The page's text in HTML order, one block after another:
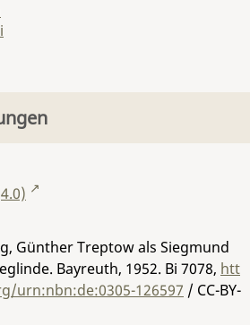
Günther Treptow als Siegmund
Bayreuth, 1952. Bi 7078, htt
urn:nbn:de:0305-126597 / CC-BY-